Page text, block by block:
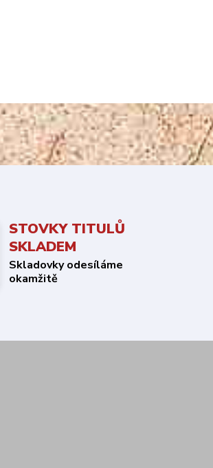
STOVKY TITULŮ
SKLADEM
Skladovky odesíláme
okamžitě